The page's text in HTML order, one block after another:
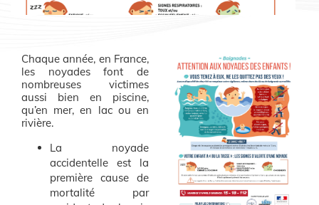
Chaque année, en France,
les noyades font de
nombreuses victimes
aussi bien en piscine,
qu’en mer, en lac ou en
rivière.
La noyade
accidentelle est la
première cause de
mortalité par